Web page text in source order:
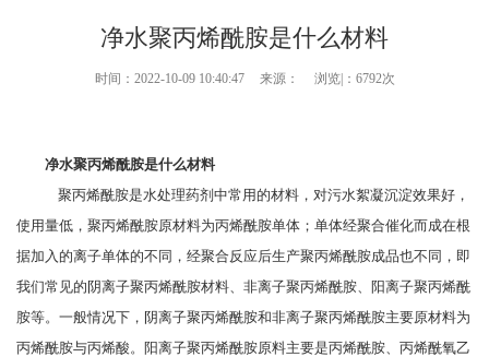
净水聚丙烯酰胺是什么材料
时间：2022-10-09 10:40:47 来源： 浏览|：6792次
净水聚丙烯酰胺是什么材料
聚丙烯酰胺是水处理药剂中常用的材料，对污水絮凝沉淀效果好，
使用量低，聚丙烯酰胺原材料为丙烯酰胺单体；单体经聚合催化而成在根
据加入的离子单体的不同，经聚合反应后生产聚丙烯酰胺成品也不同，即
我们常见的阴离子聚丙烯酰胺材料、非离子聚丙烯酰胺、阳离子聚丙烯酰
胺等。一般情况下，阴离子聚丙烯酰胺和非离子聚丙烯酰胺主要原材料为
丙烯酰胺与丙烯酸。阳离子聚丙烯酰胺原料主要是丙烯酰胺、丙烯酰氧乙